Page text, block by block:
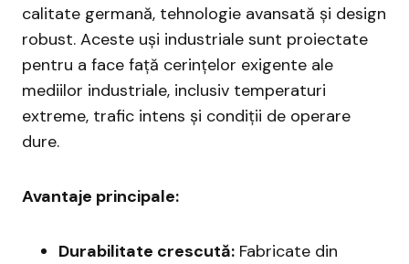
calitate germană, tehnologie avansată și design
robust. Aceste uși industriale sunt proiectate
pentru a face față cerințelor exigente ale
mediilor industriale, inclusiv temperaturi
extreme, trafic intens și condiții de operare
dure.
Avantaje principale:
Durabilitate crescută: Fabricate din